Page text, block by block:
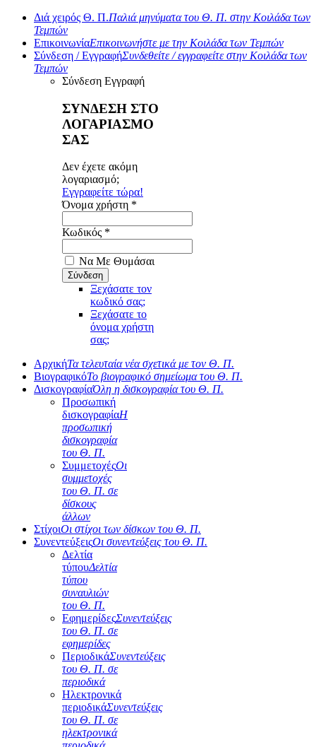
Διά χειρός Θ. Π.Παλιά μηνύματα του Θ. Π. στην Κοιλάδα των
Τεμπών
ΕπικοινωνίαΕπικοινωνήστε με την Κοιλάδα των Τεμπών
Σύνδεση / ΕγγραφήΣυνδεθείτε / εγγραφείτε στην Κοιλάδα των
Τεμπών
Σύνδεση Εγγραφή
ΣΥΝΔΕΣΗ ΣΤΟ
ΛΟΓΑΡΙΑΣΜΟ
ΣΑΣ
Δεν έχετε ακόμη
λογαριασμό;
Εγγραφείτε τώρα!
Όνομα χρήστη *
Κωδικός *
Να Με Θυμάσαι
Ξεχάσατε τον
κωδικό σας;
Ξεχάσατε το
όνομα χρήστη
σας;
ΑρχικήΤα τελευταία νέα σχετικά με τον Θ. Π.
ΒιογραφικόΤο βιογραφικό σημείωμα του Θ. Π.
ΔισκογραφίαΌλη η δισκογραφία του Θ. Π.
Προσωπική
δισκογραφίαΗ
προσωπική
δισκογραφία
του Θ. Π.
ΣυμμετοχέςΟι
συμμετοχές
του Θ. Π. σε
δίσκους
άλλων
ΣτίχοιΟι στίχοι των δίσκων του Θ. Π.
ΣυνεντεύξειςΟι συνεντεύξεις του Θ. Π.
Δελτία
τύπουΔελτία
τύπου
συναυλιών
του Θ. Π.
ΕφημερίδεςΣυνεντεύξεις
του Θ. Π. σε
εφημερίδες
ΠεριοδικάΣυνεντεύξεις
του Θ. Π. σε
περιοδικά
Ηλεκτρονικά
περιοδικάΣυνεντεύξεις
του Θ. Π. σε
ηλεκτρονικά